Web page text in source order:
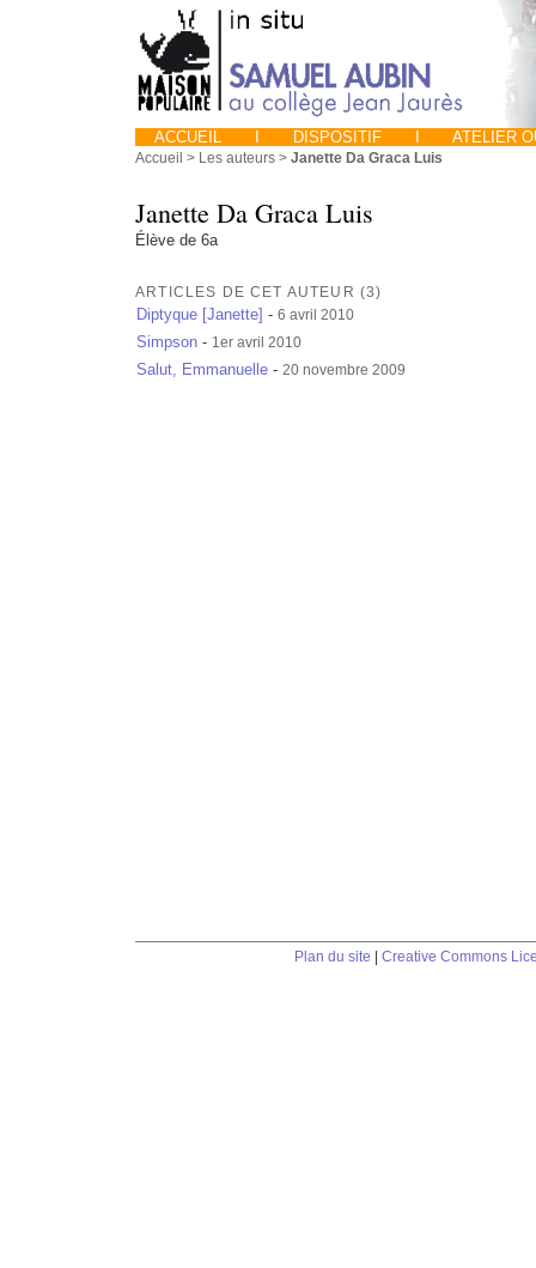
ACCUEIL I DISPOSITIF I ATELIER
Accueil > Les auteurs > Janette Da Graca Luis
Janette Da Graca Luis
Élève de 6a
ARTICLES DE CET AUTEUR (3)
Diptyque [Janette] -6 avril 2010
Simpson - 1er avril 2010
Salut, Emmanuelle - 20 novembre 2009
Plan du site | Creative Commons